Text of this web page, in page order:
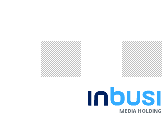
MEDIA